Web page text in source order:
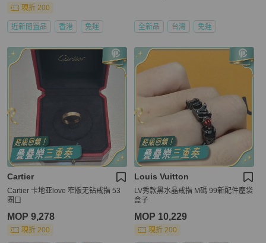
現折 200
近新閒置品 香港 免運 全新品 台灣 免運
Cartier
Cartier 卡地亚love 窄版无钻戒指 53
圈口
MOP 9,278
現折 200
Louis Vuitton
LV秀款黑水晶戒指 M碼 99新配件塵袋
盒子
MOP 10,229
現折 200